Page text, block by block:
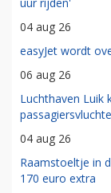
04 aug 26
easyJet wordt
06 aug 26
Luchthaven Luik
04 aug 26
Raamstoeltje in
170 euro extra